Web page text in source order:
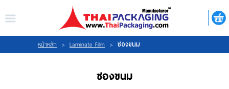
ไทย ENGLISH
LOGIN REGISTER
My Wishlist
หน้าหลัก > Laminate Film > ซองขนม
ซองขนม